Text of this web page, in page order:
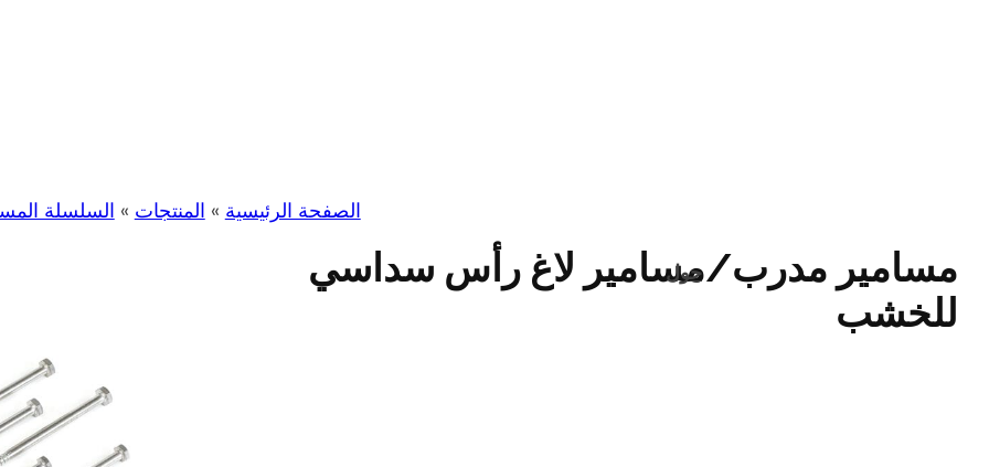
حول
الصفحة الرئيسية » المنتجات » السلسلة
مسامير مدرب/مسامير لاغ رأس سداسي
للخشب